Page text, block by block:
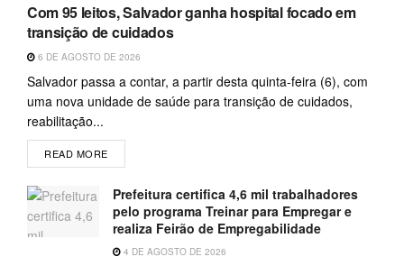
Com 95 leitos, Salvador ganha hospital focado em
transição de cuidados
6 DE AGOSTO DE 2026
Salvador passa a contar, a partir desta quinta-feira (6), com
uma nova unidade de saúde para transição de cuidados,
reabilitação...
READ MORE
Prefeitura certifica 4,6 mil trabalhadores
pelo programa Treinar para Empregar e
realiza Feirão de Empregabilidade
4 DE AGOSTO DE 2026